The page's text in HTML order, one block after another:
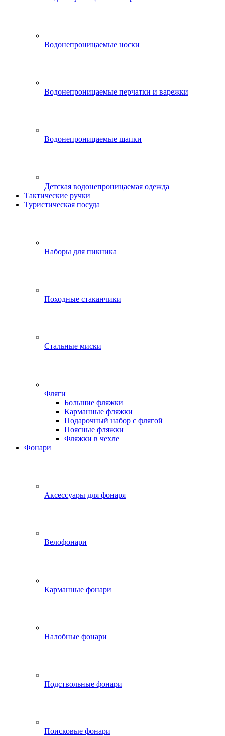
Водонепроницаемые носки
Водонепроницаемые перчатки и варежки
Водонепроницаемые шапки
Детская водонепроницаемая одежда
Тактические ручки
Туристическая посуда
Наборы для пикника
Походные стаканчики
Стальные миски
Фляги
Большие фляжки
Карманные фляжки
Подарочный набор с флягой
Поясные фляжки
Фляжки в чехле
Фонари
Аксессуары для фонаря
Велофонари
Карманные фонари
Налобные фонари
Подствольные фонари
Поисковые фонари